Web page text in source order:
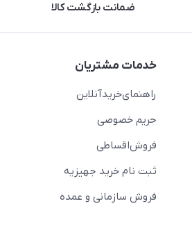
ضمانت بازگشت کالا
خدمات مشتریان
راهنمای‌خرید‌آنلاین
حریم خصوصی
فروش‌اقساطی
ثبت نام خرید جهیزیه
فروش سازمانی و عمده